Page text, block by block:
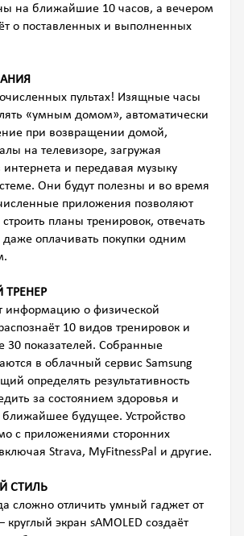
на ближайшие 10 часов, а вечером
о поставленных и выполненных
пультах! Изящные часы
«умным домом», автоматически
при возвращении домой,
на телевизоре, загружая
и передавая музыку
Они будут полезны и во время
приложения позволяют
планы тренировок, отвечать
оплачивать покупки одним
информацию о физической
10 видов тренировок и
30 показателей. Собранные
в облачный сервис Samsung
определять результативность
за состоянием здоровья и
ближайшее будущее. Устройство
с приложениями сторонних
Strava, MyFitnessPal и другие.
СТИЛЬ
сложно отличить умный гаджет от
экран sAMOLED создаёт